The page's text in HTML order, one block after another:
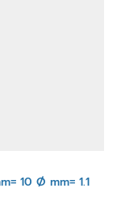
10 Ø mm= 1.1